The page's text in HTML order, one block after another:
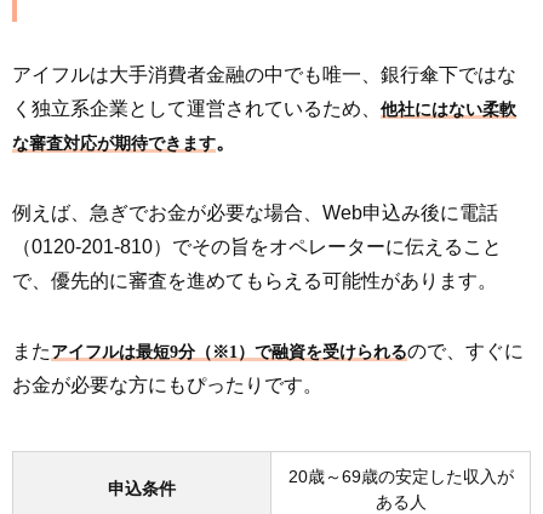
アイフルは大手消費者金融の中でも唯一、銀行傘下ではな
く独立系企業として運営されているため、 他社にはない柔軟
な審査対応が期待できます。
例えば、急ぎでお金が必要な場合、Web申込み後に電話
（0120-201-810）でその旨をオペレーターに伝えること
で、優先的に審査を進めてもらえる可能性があります。
また アイフルは最短9分（※1）で融資を受けられるので、すぐに
お金が必要な方にもぴったりです。
申込条件
20歳～69歳の安定した収入が
ある人